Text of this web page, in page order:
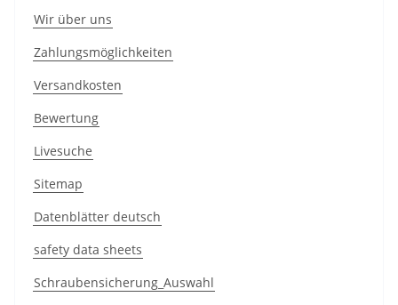
Wir über uns
Zahlungsmöglichkeiten
Versandkosten
Bewertung
Livesuche
Sitemap
Datenblätter deutsch
safety data sheets
Schraubensicherung_Auswahl